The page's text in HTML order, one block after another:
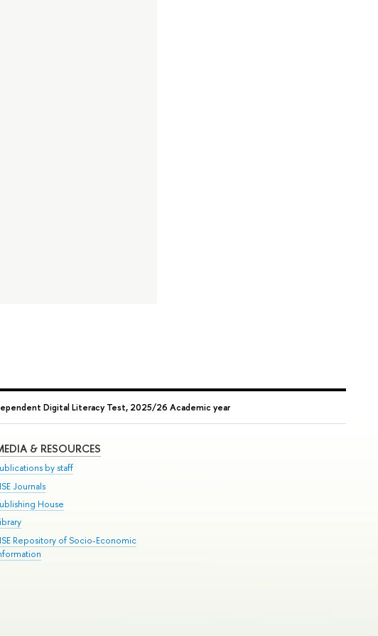
Digital Literacy Test, 2025/26 Academic year
& RESOURCES
by staff
Journals
House
Repository of Socio-Economic